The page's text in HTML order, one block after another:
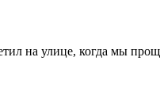
на улице, когда мы